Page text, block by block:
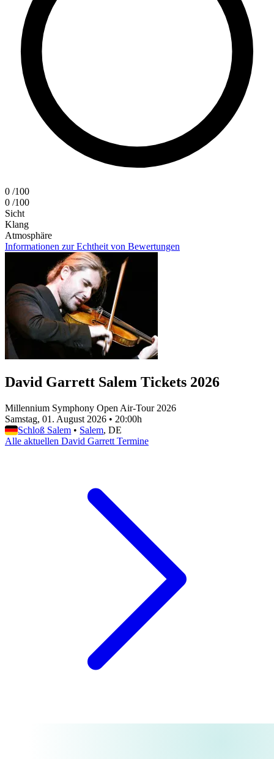
0 /100
0 /100
Sicht
Klang
Atmosphäre
Informationen zur Echtheit von Bewertungen
David Garrett Salem Tickets 2026
Millennium Symphony Open Air-Tour 2026
Samstag, 01. August 2026 • 20:00h
Schloß Salem • Salem, DE
Alle aktuellen David Garrett Termine